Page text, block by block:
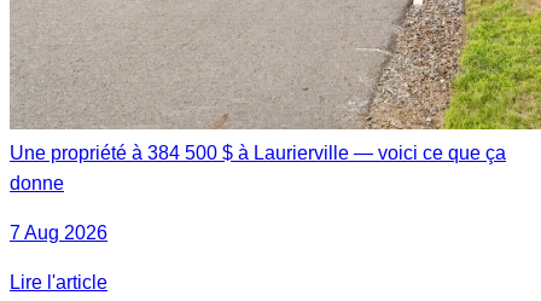
Une propriété à 384 500 $ à Laurierville — voici ce que ça
donne
7 Aug 2026
Lire l'article